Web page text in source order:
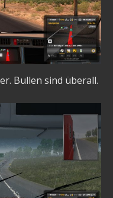
Bullen sind überall.